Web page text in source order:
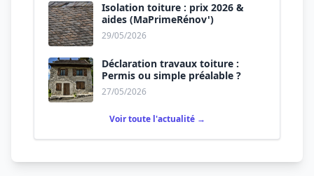
Isolation toiture : prix 2026 &
aides (MaPrimeRénov')
29/05/2026
Déclaration travaux toiture :
Permis ou simple préalable ?
27/05/2026
Voir toute l'actualité →